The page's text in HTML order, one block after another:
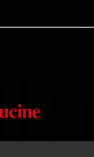
Veneta